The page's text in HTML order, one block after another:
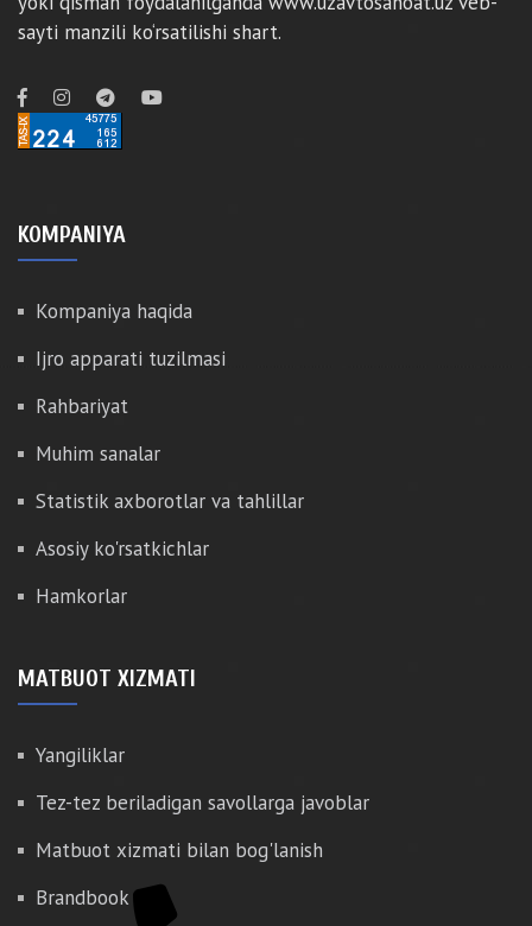
sayti manzili ko‘rsatilishi shart.
KOMPANIYA
Kompaniya haqida
Ijro apparati tuzilmasi
Rahbariyat
Muhim sanalar
Statistik axborotlar va tahlillar
Asosiy ko'rsatkichlar
Hamkorlar
MATBUOT XIZMATI
Yangiliklar
Tez-tez beriladigan savollarga javoblar
Matbuot xizmati bilan bog'lanish
Brandbook